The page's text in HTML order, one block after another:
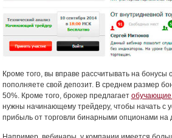
Кроме того, вы вправе рассчитывать на бонусы
пополняете свой депозит. В среднем размер
50%. Кроме того, брокер предлагает
нужны начинающему трейдеру, чтобы начать с
прибыль от торговли бинарными опционами